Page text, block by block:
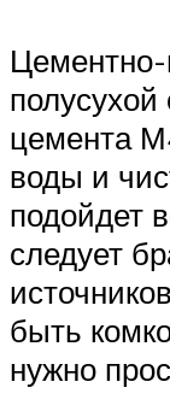
полусухой
цемента
воды и
подойдет
следует
быть
нужно